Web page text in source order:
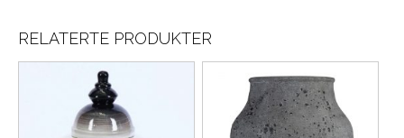
RELATERTE PRODUKTER